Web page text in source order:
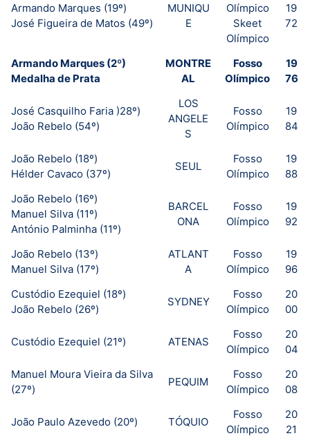
Armando Marques (19º)
José Figueira de Matos (49º)
MUNIQU
E
Olímpico
Skeet
Olímpico
19
72
Armando Marques (2º)
Medalha de Prata
MONTRE
AL
Fosso
Olímpico
19
76
José Casquilho Faria )28º)
João Rebelo (54º)
LOS
ANGELE
S
Fosso
Olímpico
19
84
João Rebelo (18º)
Hélder Cavaco (37º)
SEUL
Fosso
Olímpico
19
88
João Rebelo (16º)
Manuel Silva (11º)
António Palminha (11º)
BARCEL
ONA
Fosso
Olímpico
19
92
João Rebelo (13º)
Manuel Silva (17º)
ATLANT
A
Fosso
Olímpico
19
96
Custódio Ezequiel (18º)
João Rebelo (26º)
SYDNEY
Fosso
Olímpico
20
00
Custódio Ezequiel (21º) ATENAS
Fosso
Olímpico
20
04
Manuel Moura Vieira da Silva
(27º)
PEQUIM
Fosso
Olímpico
20
08
João Paulo Azevedo (20º) TÓQUIO
Fosso
Olímpico
20
21